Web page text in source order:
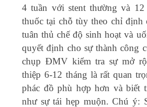
4 tuần với stent thường và
thuốc tại chỗ tùy theo chỉ định
tuân thủ chế độ sinh hoạt và
quyết định cho sự thành công
chụp ĐMV kiểm tra sự mở
thiệp 6-12 tháng là rất quan
phác đồ phù hợp hơn và biết
như sự tái hẹp muộn. Chú ý: